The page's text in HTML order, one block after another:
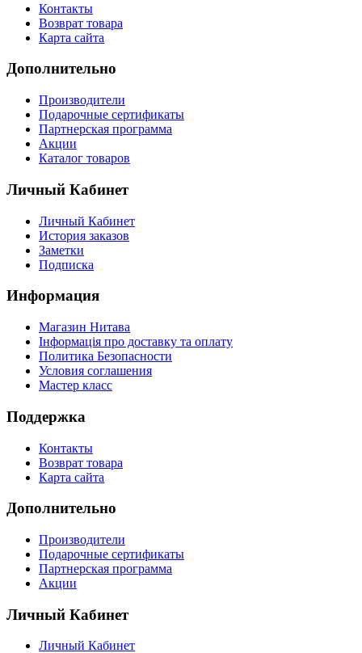
Контакты
Возврат товара
Карта сайта
Дополнительно
Производители
Подарочные сертификаты
Партнерская программа
Акции
Каталог товаров
Личный Кабинет
Личный Кабинет
История заказов
Заметки
Подписка
Информация
Магазин Нитава
Інформація про доставку та оплату
Политика Безопасности
Условия соглашения
Мастер класс
Поддержка
Контакты
Возврат товара
Карта сайта
Дополнительно
Производители
Подарочные сертификаты
Партнерская программа
Акции
Личный Кабинет
Личный Кабинет